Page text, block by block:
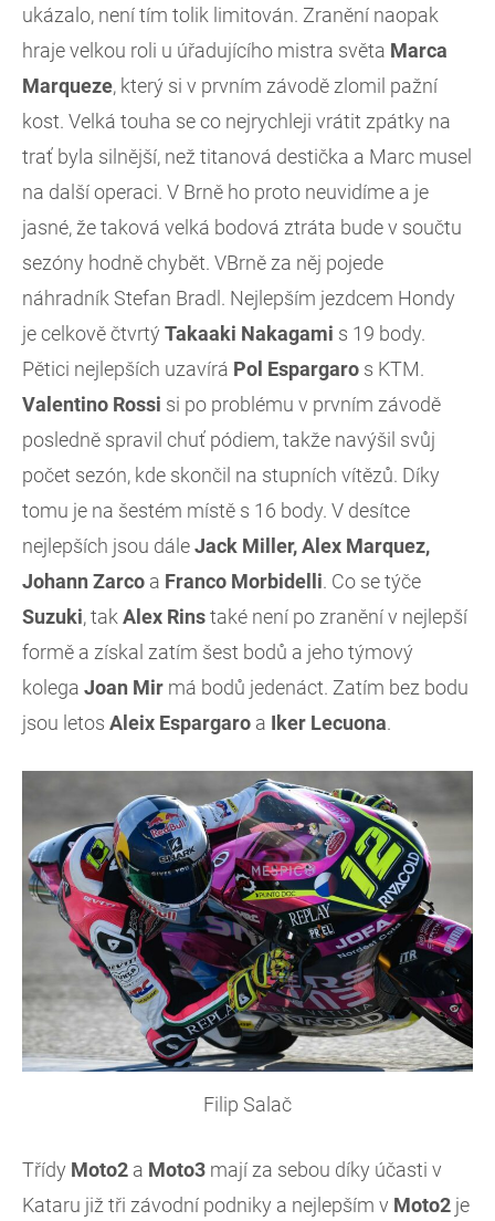
ukázalo, není tím tolik limitován. Zranění naopak
hraje velkou roli u úřadujícího mistra světa Marca
Marqueze, který si v prvním závodě zlomil pažní
kost. Velká touha se co nejrychleji vrátit zpátky na
trať byla silnější, než titanová destička a Marc musel
na další operaci. V Brně ho proto neuvidíme a je
jasné, že taková velká bodová ztráta bude v součtu
sezóny hodně chybět. VBrně za něj pojede
náhradník Stefan Bradl. Nejlepším jezdcem Hondy
je celkově čtvrtý Takaaki Nakagami s 19 body.
Pětici nejlepších uzavírá Pol Espargaro s KTM.
Valentino Rossi si po problému v prvním závodě
posledně spravil chuť pódiem, takže navýšil svůj
počet sezón, kde skončil na stupních vítězů. Díky
tomu je na šestém místě s 16 body. V desítce
nejlepších jsou dáleJack Miller, Alex Marquez,
Johann Zarco a Franco Morbidelli. Co se týče
Suzuki, tak Alex Rinstaké není po zranění v nejlepší
formě a získal zatím šest bodů a jeho týmový
kolega Joan Mir má bodů jedenáct. Zatím bez bodu
jsou letos Aleix Espargaro a Iker Lecuona.
Filip Salač
Třídy Moto2 a Moto3 mají za sebou díky účasti v
Kataru již tři závodní podniky a nejlepším v Moto2 je